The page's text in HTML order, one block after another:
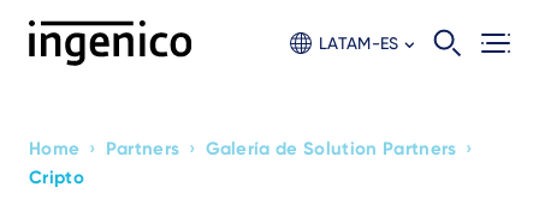
LATAM-ES
Breadcrumb
Home › Partners › Galería de Solution Partners ›
Cripto